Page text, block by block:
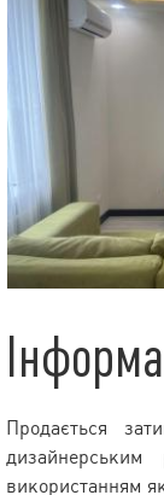
Продається
використанням